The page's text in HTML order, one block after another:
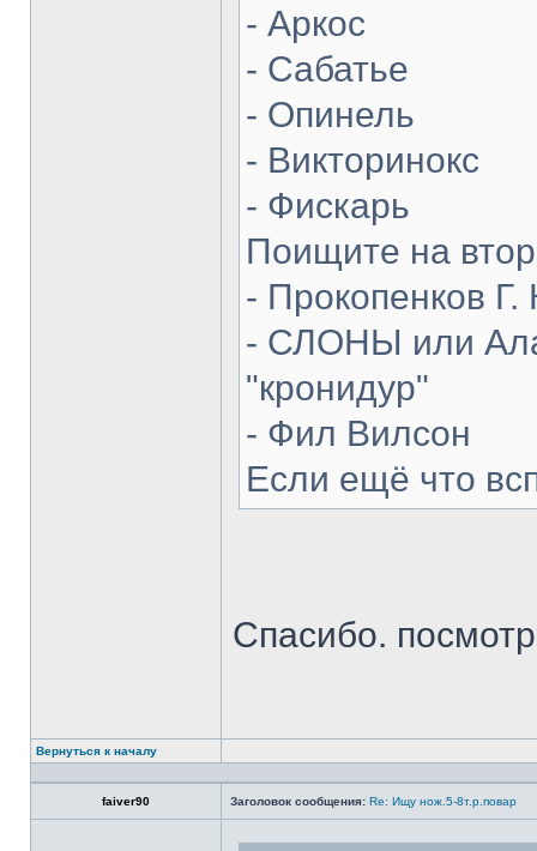
- Аркос
- Сабатье
- Опинель
- Викторинокс
- Фискарь
Поищите на
- Прокопенков Г.
- СЛОНЫ или
"кронидур"
- Фил Вилсон
Если ещё что
Спасибо.
Вернуться к началу
faiver90 Заголовок сообщения: Re: Ищу нож.5-8т.р.повар